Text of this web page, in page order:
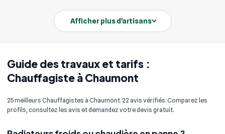
Guide des travaux et tarifs :
Chauffagiste à Chaumont
25 meilleurs Chauffagistes à Chaumont. 22 avis vérifiés. Comparez les
profils, consultez les avis et demandez votre devis gratuit.
Afficher plus d'artisans